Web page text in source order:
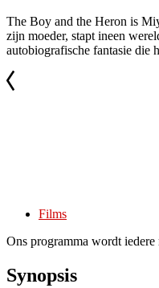
The Boy and the Heron is
zijn moeder, stapt ineen
autobiografische fantasie die
Films
Ons programma wordt
Synopsis